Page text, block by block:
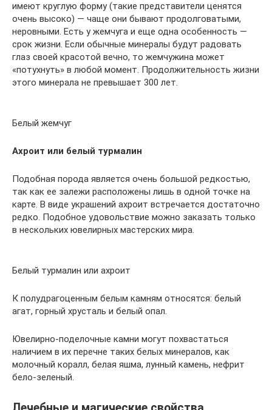
имеют круглую форму (такие представители ценятся
очень высоко) — чаще они бывают продолговатыми,
неровными. Есть у жемчуга и еще одна особенность —
срок жизни. Если обычные минералы будут радовать
глаз своей красотой вечно, то жемчужина может
«потухнуть» в любой момент. Продолжительность жизни
этого минерала не превышает 300 лет.
Белый жемчуг
Ахроит или белый турмалин
Подобная порода является очень большой редкостью,
так как ее залежи расположены лишь в одной точке на
карте. В виде украшений ахроит встречается достаточно
редко. Подобное удовольствие можно заказать только
в нескольких ювелирных мастерских мира.
Белый турмалин или ахроит
К полудрагоценным белым камням относятся: белый
агат, горный хрусталь и белый опал.
Ювелирно-поделочные камни могут похвастаться
наличием в их перечне таких белых минералов, как
молочный коралл, белая яшма, лунный камень, нефрит
бело-зеленый.